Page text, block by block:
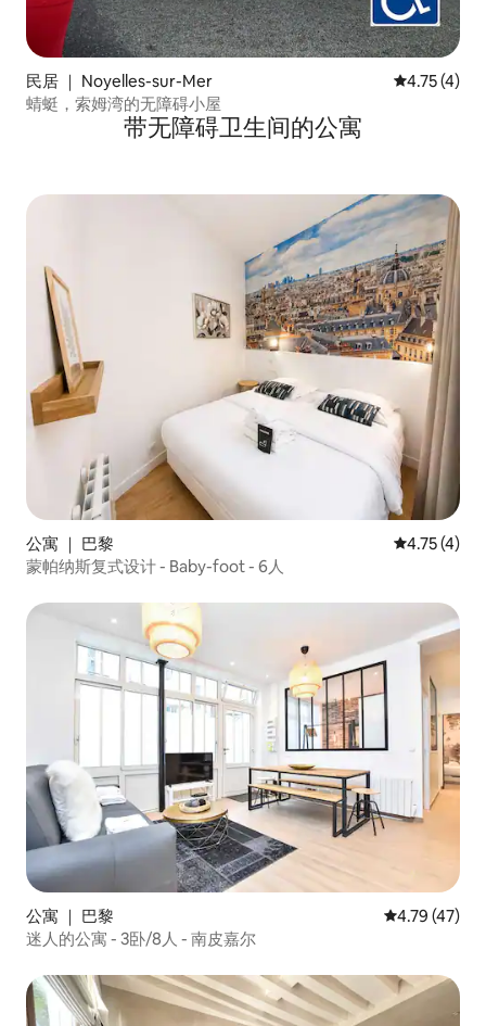
民居 ｜ Noyelles-sur-Mer 平均评分
4.75 (4)
蜻蜓，索姆湾的无障碍小屋
带无障碍卫生间的公寓
公寓 ｜ 巴黎 平均评分
4.75 (4)
蒙帕纳斯复式设计 - Baby-foot - 6人
公寓 ｜ 巴黎 平均评分
4.79 (47)
迷人的公寓 - 3卧/8人 - 南皮嘉尔